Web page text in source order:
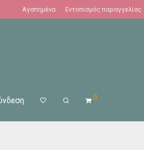
Αγαπημένα Εντοπισμός παραγγελίας
0